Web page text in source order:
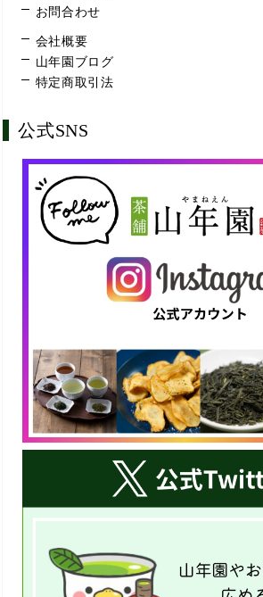
お問合わせ
会社概要
山年園ブログ
特定商取引法
公式SNS